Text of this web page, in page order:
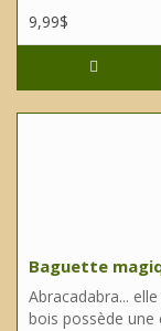
9,99$
Baguette
Abracadabra...
bois possède une